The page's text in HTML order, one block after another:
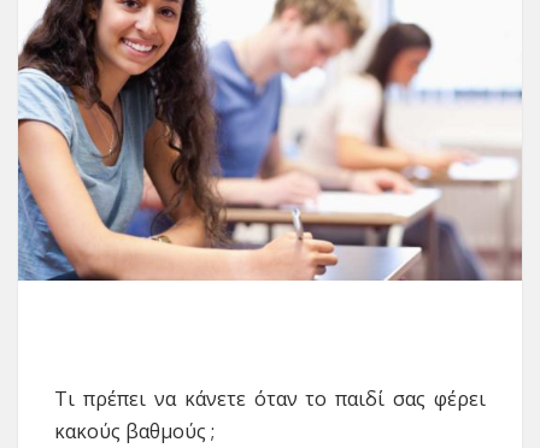
Τι πρέπει να κάνετε όταν το παιδί σας φέρει
κακούς βαθμούς ;